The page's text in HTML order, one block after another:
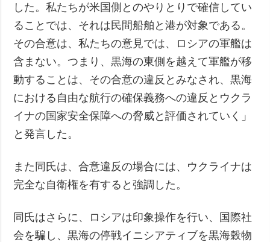
した。私たちが米国側とのやりとりで確信してい
ることでは、それは民間船舶と港が対象である。
その合意は、私たちの意見では、ロシアの軍艦は
含まない。つまり、黒海の東側を越えて軍艦が移
動することは、その合意の違反とみなされ、黒海
における自由な航行の確保義務への違反とウクラ
イナの国家安全保障への脅威と評価されていく」
と発言した。
また同氏は、合意違反の場合には、ウクライナは
完全な自衛権を有すると強調した。
同氏はさらに、ロシアは印象操作を行い、国際社
会を騙し、黒海の停戦イニシアティブを黒海穀物